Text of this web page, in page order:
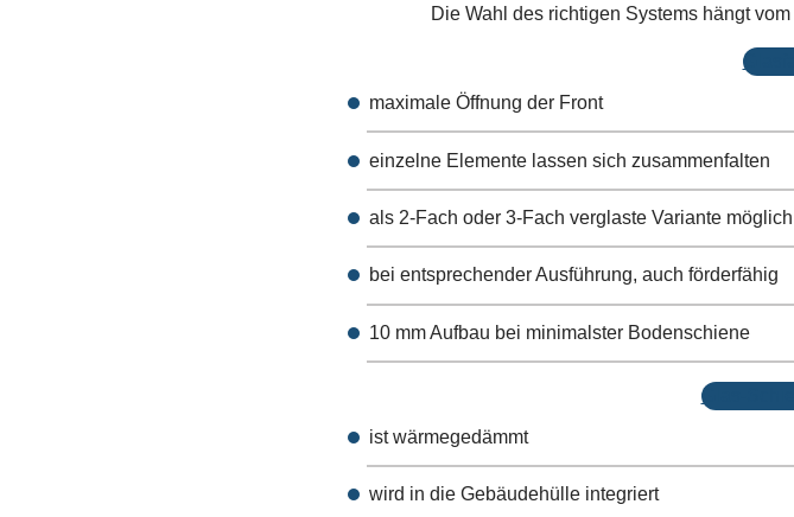
Die Wahl des richtigen Systems hängt
maximale Öffnung der Front
einzelne Elemente lassen sich zusammenfalten
als 2-Fach oder 3-Fach verglaste Variante möglich
bei entsprechender Ausführung, auch förderfähig
10 mm Aufbau bei minimalster Bodenschiene
Glas-
ist wärmegedämmt
wird in die Gebäudehülle integriert